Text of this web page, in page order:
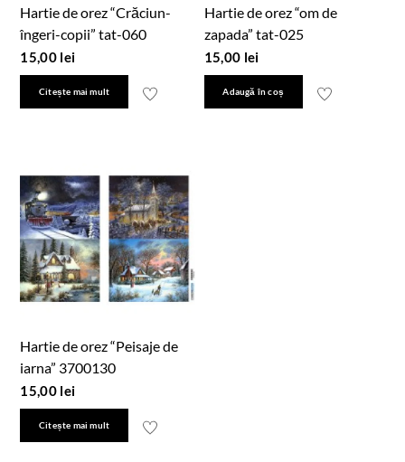
Hartie de orez “Crăciun-
îngeri-copii” tat-060
15,00 lei
Citește mai mult
Hartie de orez “om de
zapada” tat-025
15,00 lei
Adaugă în coș
Hartie de orez “Peisaje de
iarna” 3700130
15,00 lei
Citește mai mult